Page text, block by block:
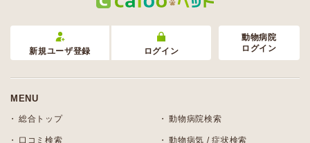
新規ユーザ登録 ログイン
動物病院
ログイン
MENU
総合トップ 動物病院検索
口コミ検索 動物病気 / 症状検索